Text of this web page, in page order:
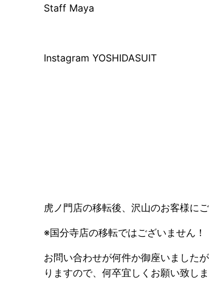
Staff Maya
Instagram YOSHIDASUIT
虎ノ門店の移転後、沢山のお客様に
※国分寺店の移転ではございません！
お問い合わせが何件か御座いました
りますので、何卒宜しくお願い致しま